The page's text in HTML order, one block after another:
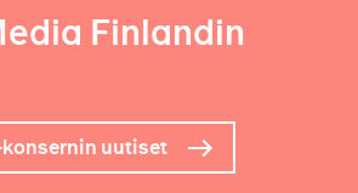
Finlandin
uutiset